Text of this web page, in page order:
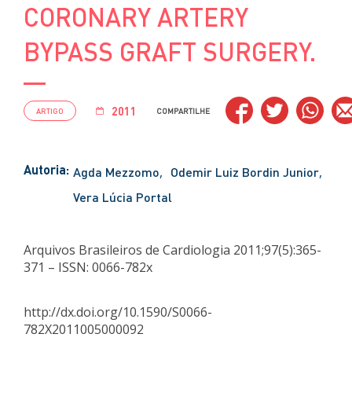
CORONARY ARTERY
BYPASS GRAFT SURGERY.
ARTIGO 2011 COMPARTILHE
Autoria: Agda Mezzomo
Odemir Luiz Bordin Junior
Vera Lúcia Portal
Arquivos Brasileiros de Cardiologia 2011;97(5):365-
371 – ISSN: 0066-782x
http://dx.doi.org/10.1590/S0066-
782X2011005000092